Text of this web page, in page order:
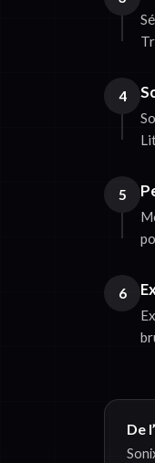
4
5
6
De